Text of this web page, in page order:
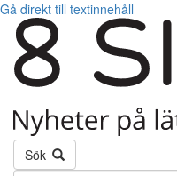
Gå direkt till textinnehåll
Sök